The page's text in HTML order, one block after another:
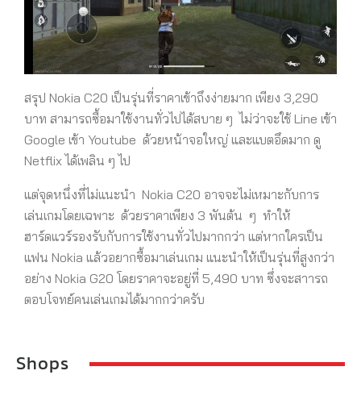
สรุป Nokia C20 เป็นรุ่นที่ราคาเข้าถึงง่ายมาก เพียง 3,290
บาท สามารถซื้อมาใช้งานทั่วไปได้สบาย ๆ ไม่ว่าจะใช้ Line เข้า
Google เข้า Youtube ด้วยหน้าจอใหญ่ และแบตอึดมาก ดู
Netflix ได้เพลิน ๆ ไป
แต่จุดหนึ่งที่ไม่แนะนำ Nokia C20 อาจจะไม่เหมาะกับการ
เล่นเกมโดยเฉพาะ ด้วยราคาเพียง 3 พันต้น ๆ ทำให้
ฮาร์ดแวร์รองรับกับการใช้งานทั่วไปมากกว่า แต่หากใครเป็น
แฟน Nokia แล้วอยากซื้อมาเล่นเกม แนะนำให้เป็นรุ่นที่สูงกว่า
อย่าง Nokia G20 โดยราคาจะอยู่ที่ 5,490 บาท ซึ่งจะสาารถ
ตอบโจทย์คนเล่นเกมได้มากกว่าครับ
Shops